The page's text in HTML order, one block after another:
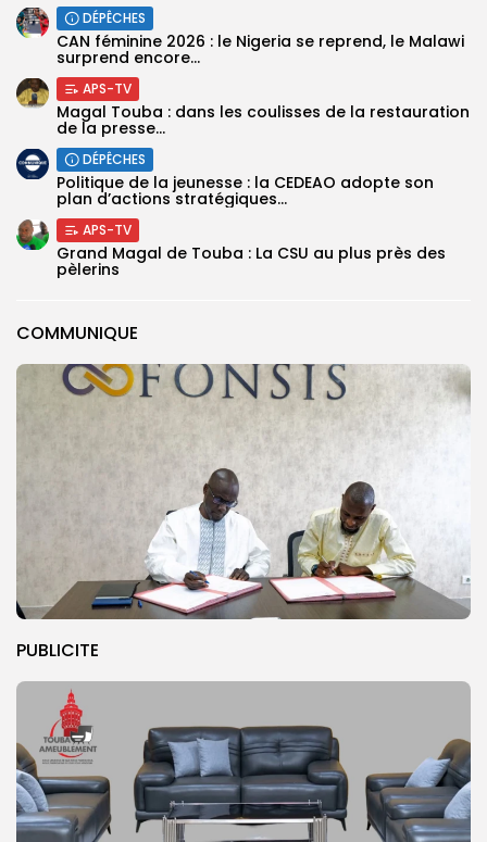
COMMUNIQUE
PUBLICITE
DÉPÊCHES
‎CAN féminine 2026 : le Nigeria se reprend, le Malawi
surprend encore...
APS-TV
Magal Touba : dans les coulisses de la restauration
de la presse...
DÉPÊCHES
Politique de la jeunesse : la CEDEAO adopte son
plan d’actions stratégiques...
APS-TV
Grand Magal de Touba : La CSU au plus près des
pèlerins